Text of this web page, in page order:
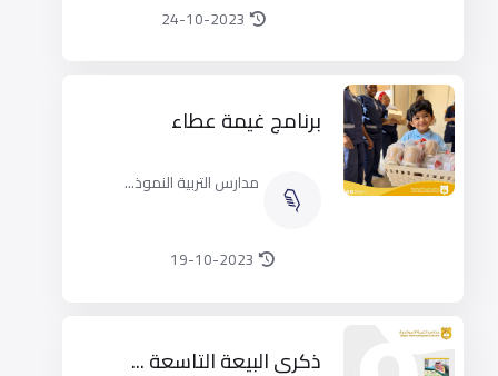
24-10-2023
برنامج غيمة عطاء
مدارس التربية النموذ...
19-10-2023
ذكرى البيعة التاسعة ...